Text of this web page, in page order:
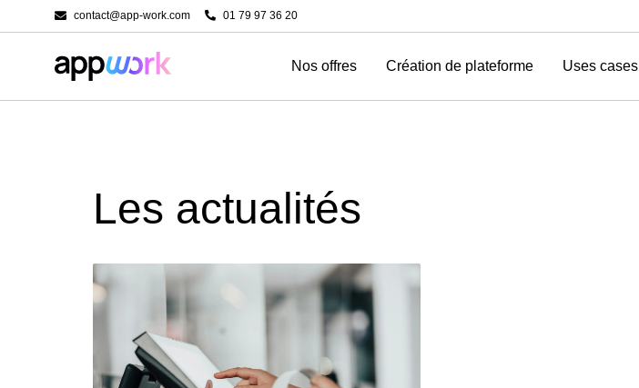
contact@app-work.com 01 79 97 36 20
Nos offres Création de plateforme Uses cases
Les actualités